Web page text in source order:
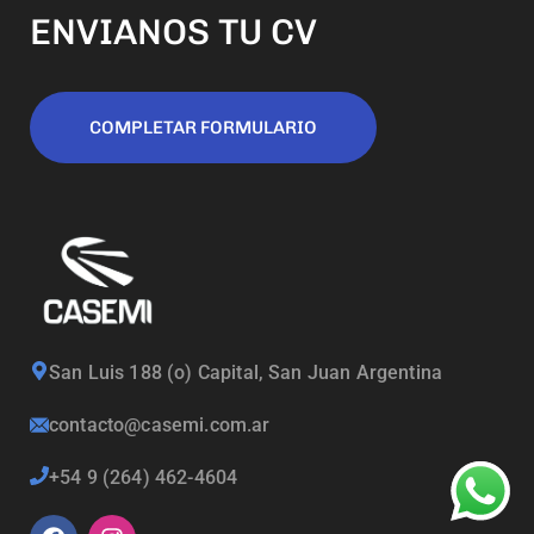
San Luis 188 (o) Capital, San Juan Argentina
contacto@casemi.com.ar
+54 9 (264) 462-4604
ENVIANOS TU CV
COMPLETAR FORMULARIO